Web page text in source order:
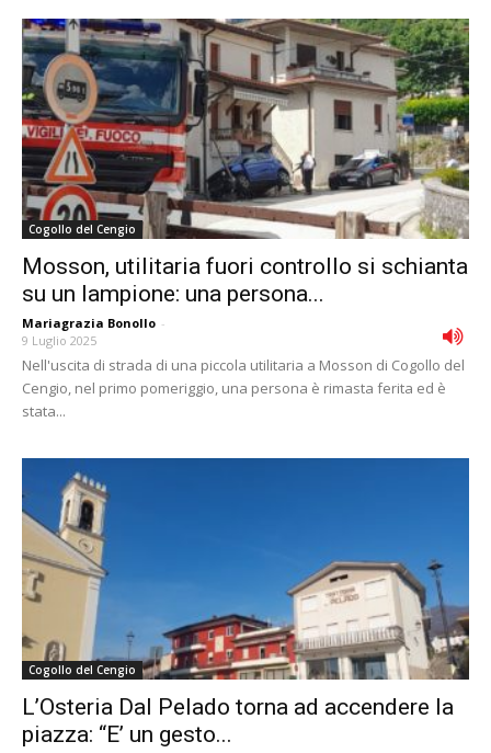
Cogollo del Cengio
Mosson, utilitaria fuori controllo si schianta
su un lampione: una persona...
Mariagrazia Bonollo -
9 Luglio 2025
Nell'uscita di strada di una piccola utilitaria a Mosson di Cogollo del
Cengio, nel primo pomeriggio, una persona è rimasta ferita ed è
stata...
Cogollo del Cengio
L’Osteria Dal Pelado torna ad accendere la
piazza: “E’ un gesto...